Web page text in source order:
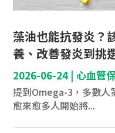
藻油也能抗發炎？
養、改善發炎到挑
2026-06-24 |心血管
提到Omega-3，多數人
愈來愈多人開始將...